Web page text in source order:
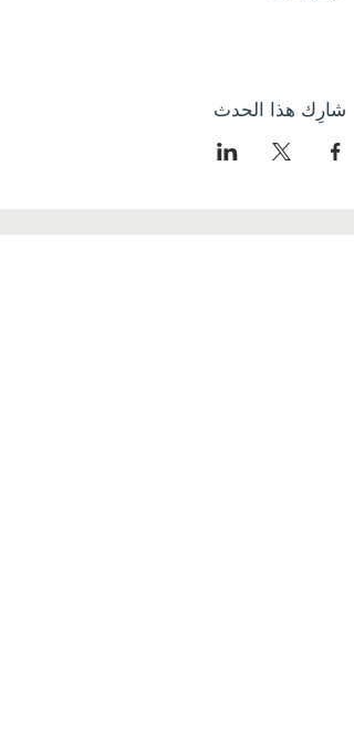
شارِك هذا الحدث